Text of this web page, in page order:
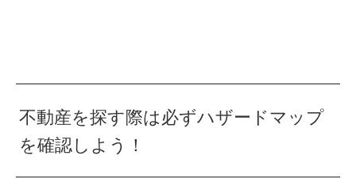
不動産を探す際は必ずハザードマップ
を確認しよう！